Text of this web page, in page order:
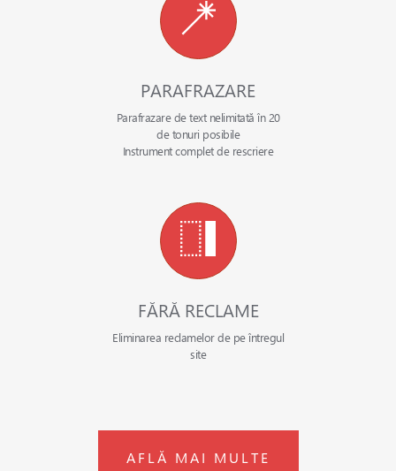
PARAFRAZARE
Parafrazare de text nelimitată în 20
de tonuri posibile
Instrument complet de rescriere
FĂRĂ RECLAME
Eliminarea reclamelor de pe întregul
site
AFLĂ MAI MULTE